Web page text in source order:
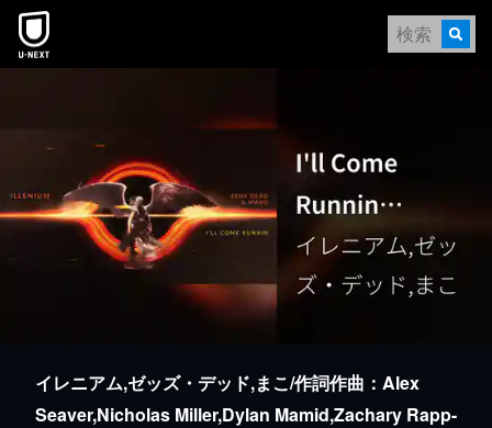
本文へスキップ
イレニアム,ゼッズ・デッド,まこ/作詞作曲：Alex
Seaver,Nicholas Miller,Dylan Mamid,Zachary Rapp-